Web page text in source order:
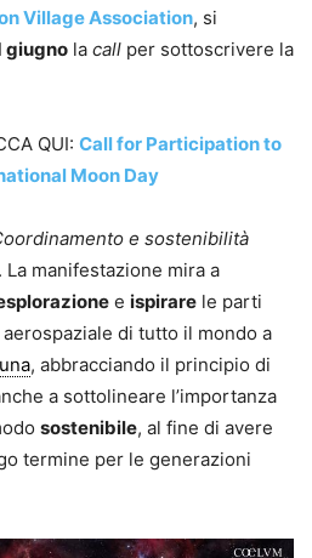
Village Association, si
giugno la call per sottoscrivere la
QUI: Call for Participation to
Moon Day
e sostenibilità
La manifestazione mira a
e ispirare le parti
di tutto il mondo a
, abbracciando il principio di
a sottolineare l’importanza
sostenibile, al fine di avere
termine per le generazioni